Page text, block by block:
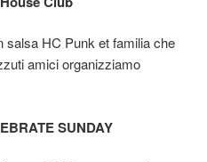
salsa HC Punk et familia che
amici organizziamo
SUNDAY